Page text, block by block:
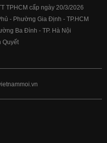
TPHCM cấp ngày 20/3/2026
- Phường Gia Định - TP.HCM
Ba Đình - TP. Hà Nội
Quyết